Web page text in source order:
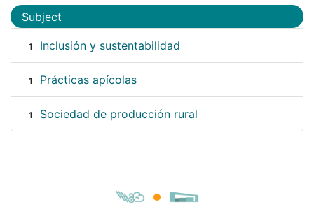
Subject
1 Inclusión y sustentabilidad
1 Prácticas apícolas
1 Sociedad de producción rural